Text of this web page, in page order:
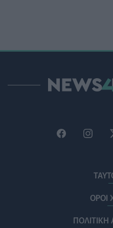
ΥΓΕΊΑ 06/08/2026 - 15:00
ΕΔΟΕΑΠ: Συστάσεις για
Πότε πρέπει να
06/08/2026 - 14:17
Skin dysmorphia: Όταν η
ΟΡΟΙ